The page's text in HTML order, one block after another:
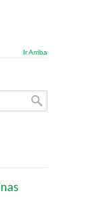
Ir Arriba